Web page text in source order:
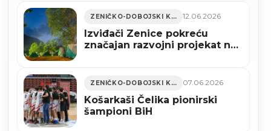
ZENIČKO-DOBOJSKI KANTON 12.06.2026
Izviđači Zenice pokreću
značajan razvojni projekat na
ZENIČKO-DOBOJSKI KANTON 07.06.2026
Košarkaši Čelika pionirski
šampioni BiH